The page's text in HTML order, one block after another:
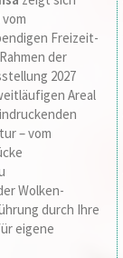
Freizeit-
der
2027
Areal
– vom
Wolken-
durch Ihre
eigene